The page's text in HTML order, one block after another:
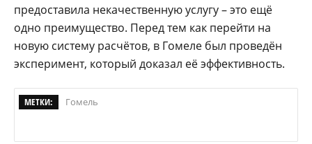
предоставила некачественную услугу – это ещё
одно преимущество. Перед тем как перейти на
новую систему расчётов, в Гомеле был проведён
эксперимент, который доказал её эффективность.
МЕТКИ: Гомель